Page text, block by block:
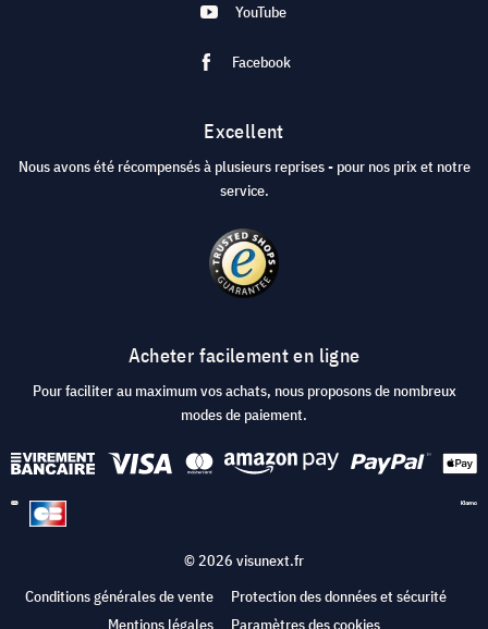
YouTube
Facebook
Excellent
Nous avons été récompensés à plusieurs reprises - pour nos prix et notre
service.
Acheter facilement en ligne
Pour faciliter au maximum vos achats, nous proposons de nombreux
modes de paiement.
© 2026 visunext.fr
Conditions générales de vente
Protection des données et sécurité
Mentions légales
Paramètres des cookies